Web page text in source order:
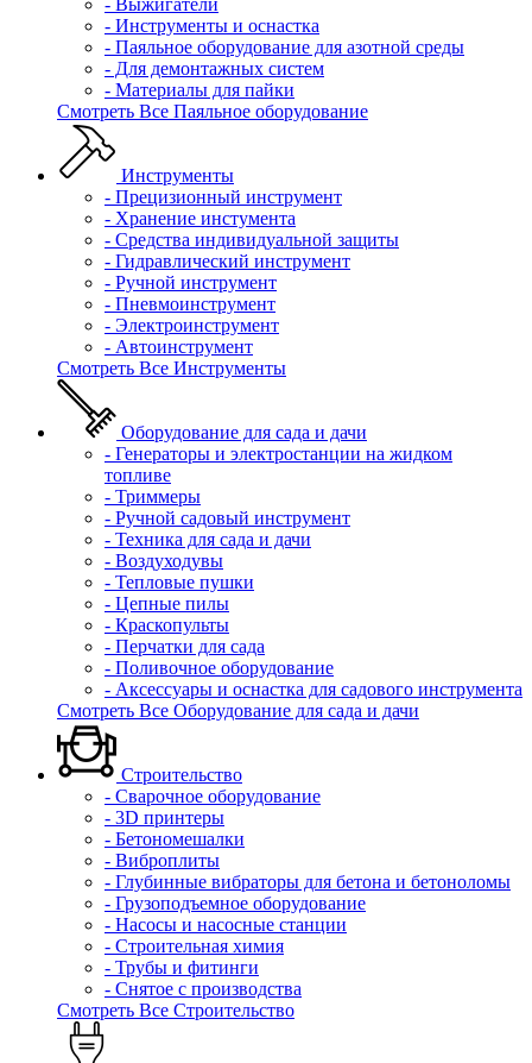
- Выжигатели
- Инструменты и оснастка
- Паяльное оборудование для азотной среды
- Для демонтажных систем
- Материалы для пайки
Смотреть Все Паяльное оборудование
Инструменты
- Прецизионный инструмент
- Хранение инстумента
- Средства индивидуальной защиты
- Гидравлический инструмент
- Ручной инструмент
- Пневмоинструмент
- Электроинструмент
- Автоинструмент
Смотреть Все Инструменты
Оборудование для сада и дачи
- Генераторы и электростанции на жидком
топливе
- Триммеры
- Ручной садовый инструмент
- Техника для сада и дачи
- Воздуходувы
- Тепловые пушки
- Цепные пилы
- Краскопульты
- Перчатки для сада
- Поливочное оборудование
- Аксессуары и оснастка для садового инструмента
Смотреть Все Оборудование для сада и дачи
Строительство
- Сварочное оборудование
- 3D принтеры
- Бетономешалки
- Виброплиты
- Глубинные вибраторы для бетона и бетоноломы
- Грузоподъемное оборудование
- Насосы и насосные станции
- Строительная химия
- Трубы и фитинги
- Снятое с производства
Смотреть Все Строительство